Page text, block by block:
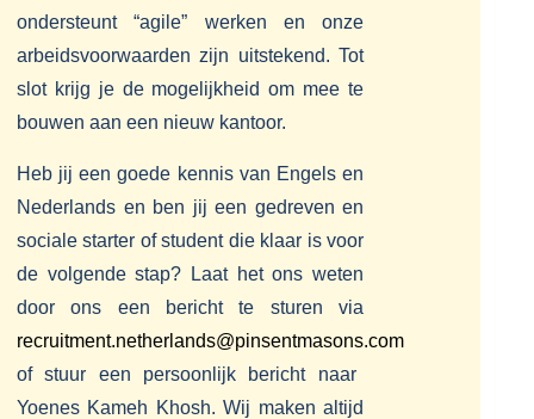
ondersteunt “agile” werken en onze
arbeidsvoorwaarden zijn uitstekend. Tot
slot krijg je de mogelijkheid om mee te
bouwen aan een nieuw kantoor.
Heb jij een goede kennis van Engels en
Nederlands en ben jij een gedreven en
sociale starter of student die klaar is voor
de volgende stap? Laat het ons weten
door ons een bericht te sturen via
recruitment.netherlands@pinsentmasons.com
of stuur een persoonlijk bericht naar
Yoenes Kameh Khosh. Wij maken altijd